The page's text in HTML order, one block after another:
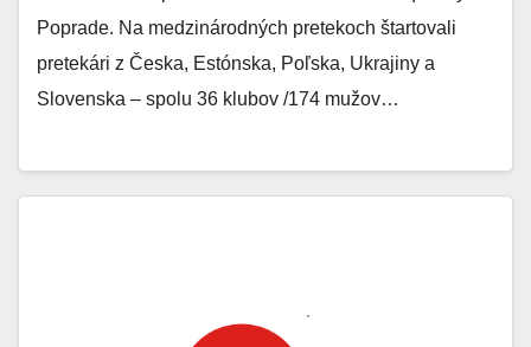
Poprade. Na medzinárodných pretekoch štartovali
pretekári z Česka, Estónska, Poľska, Ukrajiny a
Slovenska – spolu 36 klubov /174 mužov…